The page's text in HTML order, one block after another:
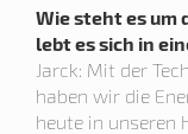
Wie steht es um
lebt es sich in
Jarck: Mit der
haben wir die
heute in unseren